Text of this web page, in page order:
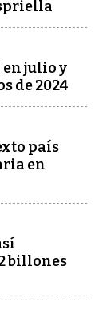
en julio y
de 2024
país
en
billones